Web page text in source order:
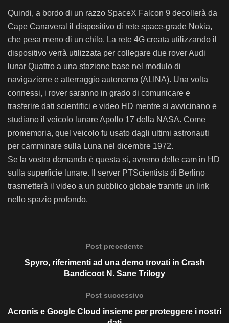
Quindi, a bordo di un razzo SpaceX Falcon 9 decollerà da
Cape Canaveral il dispositivo di rete space-grade Nokia,
che pesa meno di un chilo. La rete 4G creata utilizzando il
dispositivo verrà utilizzata per collegare due rover Audi
lunar Quattro a una stazione base nel modulo di
navigazione e atterraggio autonomo (ALINA). Una volta
connessi, i rover saranno in grado di comunicare e
trasferire dati scientifici e video HD mentre si avvicinano e
studiano il veicolo lunare Apollo 17 della NASA. Come
promemoria, quel veicolo fu usato dagli ultimi astronauti
per camminare sulla Luna nel dicembre 1972.
Se la vostra domanda è questa si, avremo delle cam in HD
sulla superficie lunare. Il server PTScientists di Berlino
trasmetterà il video a un pubblico globale tramite un link
nello spazio profondo.
Post precedente
Spyro, riferimenti ad una demo trovati in Crash
Bandicoot N. Sane Trilogy
Post successivo
Acronis e Google Cloud insieme per proteggere i nostri